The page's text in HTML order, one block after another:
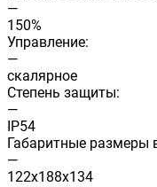
—
150%
Управление:
—
скалярное
Степень защиты:
—
IP54
Габаритные
—
122х188х134